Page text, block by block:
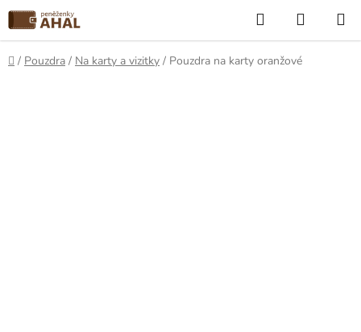
Přejít
na
obsah
Hledat
KOŠÍK
Domů
/ Pouzdra / Na karty a vizitky / Pouzdra na karty oranžové